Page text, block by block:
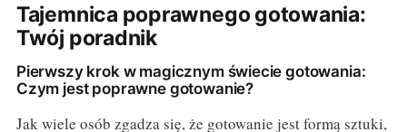
Tajemnica poprawnego gotowania:
Twój poradnik
Pierwszy krok w magicznym świecie gotowania:
Czym jest poprawne gotowanie?
Jak wiele osób zgadza się, że gotowanie jest formą sztuki,